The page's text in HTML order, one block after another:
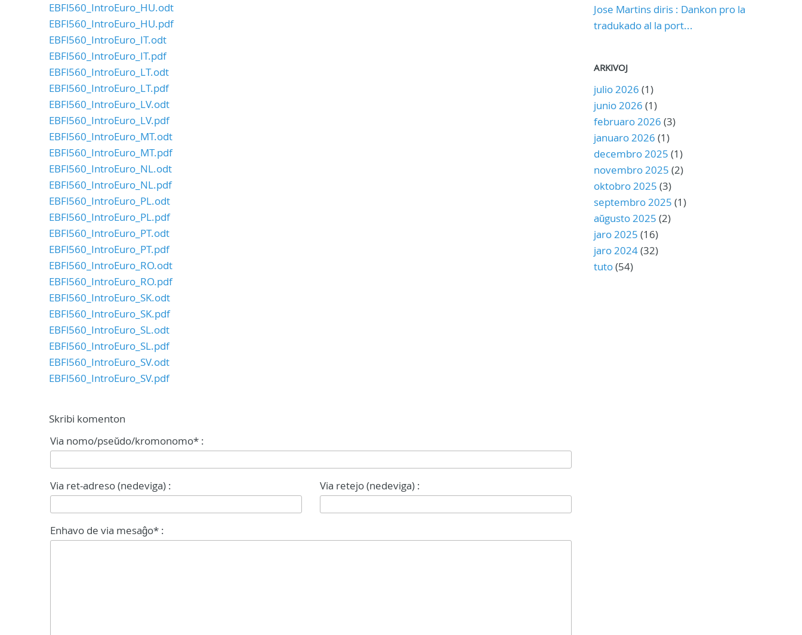
EBFl560_IntroEuro_HU.odt
EBFl560_IntroEuro_HU.pdf
EBFl560_IntroEuro_IT.odt
EBFl560_IntroEuro_IT.pdf
EBFl560_IntroEuro_LT.odt
EBFl560_IntroEuro_LT.pdf
EBFl560_IntroEuro_LV.odt
EBFl560_IntroEuro_LV.pdf
EBFl560_IntroEuro_MT.odt
EBFl560_IntroEuro_MT.pdf
EBFl560_IntroEuro_NL.odt
EBFl560_IntroEuro_NL.pdf
EBFl560_IntroEuro_PL.odt
EBFl560_IntroEuro_PL.pdf
EBFl560_IntroEuro_PT.odt
EBFl560_IntroEuro_PT.pdf
EBFl560_IntroEuro_RO.odt
EBFl560_IntroEuro_RO.pdf
EBFl560_IntroEuro_SK.odt
EBFl560_IntroEuro_SK.pdf
EBFl560_IntroEuro_SL.odt
EBFl560_IntroEuro_SL.pdf
EBFl560_IntroEuro_SV.odt
EBFl560_IntroEuro_SV.pdf
Skribi komenton
Via nomo/pseŭdo/kromonomo* :
Via ret-adreso (nedeviga) : Via retejo (nedeviga) :
Enhavo de via mesaĝo* :
Jose Martins diris : Dankon pro la
tradukado al la port...
ARKIVOJ
julio 2026 (1)
junio 2026 (1)
februaro 2026 (3)
januaro 2026 (1)
decembro 2025 (1)
novembro 2025 (2)
oktobro 2025 (3)
septembro 2025 (1)
aŭgusto 2025 (2)
jaro 2025 (16)
jaro 2024(32)
tuto(54)